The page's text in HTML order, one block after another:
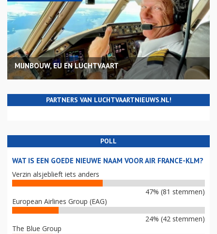
MIJNBOUW, EU EN LUCHTVAART
PARTNERS VAN LUCHTVAARTNIEUWS.NL!
POLL
WAT IS EEN GOEDE NIEUWE NAAM VOOR AIR FRANCE-KLM?
Verzin alsjeblieft iets anders
47% (81 stemmen)
European Airlines Group (EAG)
24% (42 stemmen)
The Blue Group